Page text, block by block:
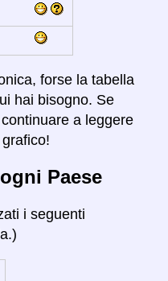
forse la tabella
hai bisogno. Se
a leggere
Paese
i seguenti